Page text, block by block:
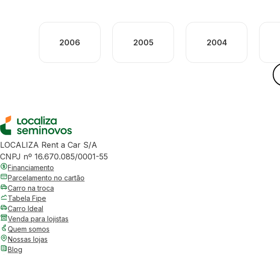
2006 2005 2004
LOCALIZA Rent a Car S/A
CNPJ nº 16.670.085/0001-55
Financiamento
Parcelamento no cartão
Carro na troca
Tabela Fipe
Carro Ideal
Venda para lojistas
Quem somos
Nossas lojas
Blog